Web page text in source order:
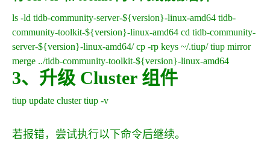
ls -ld tidb-community-server-${version}-linux-amd64 tidb-
community-toolkit-${version}-linux-amd64 cd tidb-community-
server-${version}-linux-amd64/ cp -rp keys ~/.tiup/ tiup mirror
merge ../tidb-community-toolkit-${version}-linux-amd64
3、升级 Cluster 组件
tiup update cluster tiup -v
若报错，尝试执行以下命令后继续。